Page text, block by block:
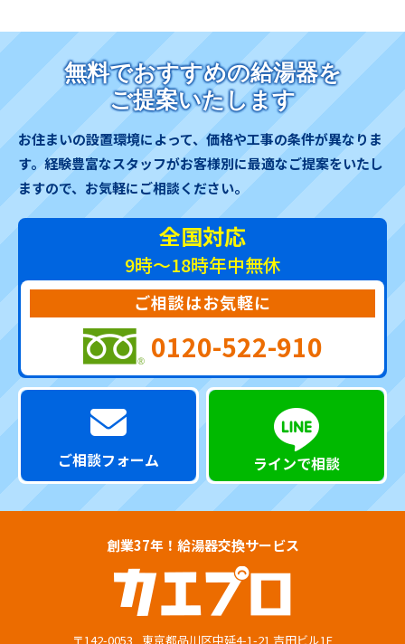
無料でおすすめの給湯器を
ご提案いたします
お住まいの設置環境によって、価格や工事の条件が異なりま
す。 経験豊富なスタッフがお客様別に最適なご提案をいたし
ますので、お気軽にご相談ください。
全国対応
9時～18時年中無休
ご相談はお気軽に
0120-522-910
ご相談フォーム ラインで相談
創業37年！給湯器交換サービス
〒142-0053 東京都品川区中延4-1-21 吉田ビル1F